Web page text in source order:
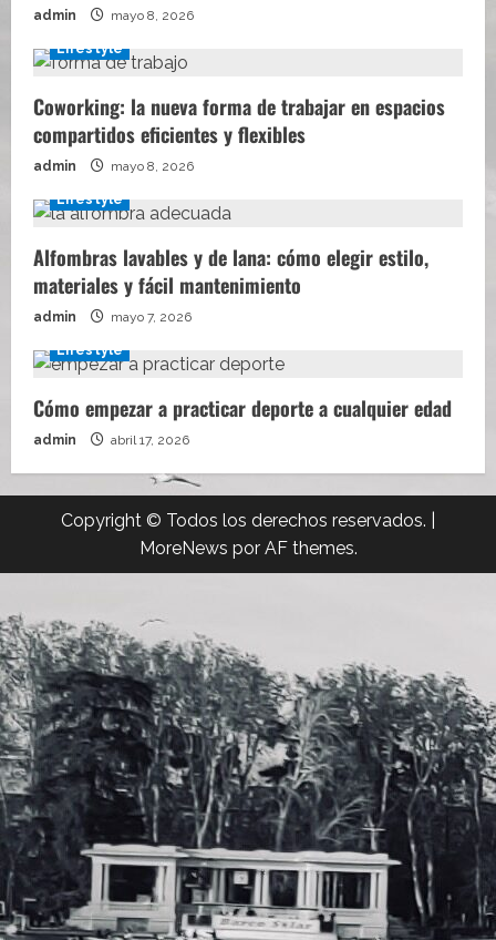
admin mayo 8, 2026
Lifestyle
Coworking: la nueva forma de trabajar en espacios
compartidos eficientes y flexibles
admin mayo 8, 2026
Lifestyle
Alfombras lavables y de lana: cómo elegir estilo,
materiales y fácil mantenimiento
admin mayo 7, 2026
Lifestyle
Cómo empezar a practicar deporte a cualquier edad
admin abril 17, 2026
Copyright © Todos los derechos reservados.
MoreNews por AF themes.